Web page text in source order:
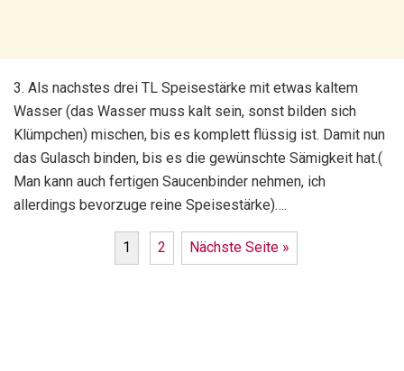
3. Als nachstes drei TL Speisestärke mit etwas kaltem
Wasser (das Wasser muss kalt sein, sonst bilden sich
Klümpchen) mischen, bis es komplett flüssig ist. Damit nun
das Gulasch binden, bis es die gewünschte Sämigkeit hat.(
Man kann auch fertigen Saucenbinder nehmen, ich
allerdings bevorzuge reine Speisestärke)….
1 2 Nächste Seite »